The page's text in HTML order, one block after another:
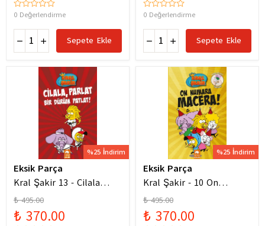
0 Değerlendirme
Sepete Ekle
0 Değerlendirme
Sepete Ekle
%25 İndirim
Eksik Parça
Kral Şakir 13 - Cilala
Parlat Bir Dürüm Patlat!
₺ 495.00
₺ 370.00
%25 İndirim
Eksik Parça
Kral Şakir - 10 On
Numara Macera Ciltli
₺ 495.00
₺ 370.00